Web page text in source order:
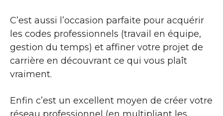
C’est aussi l’occasion parfaite pour acquérir
les codes professionnels (travail en équipe,
gestion du temps) et affiner votre projet de
carrière en découvrant ce qui vous plaît
vraiment.
Enfin c’est un excellent moyen de créer votre